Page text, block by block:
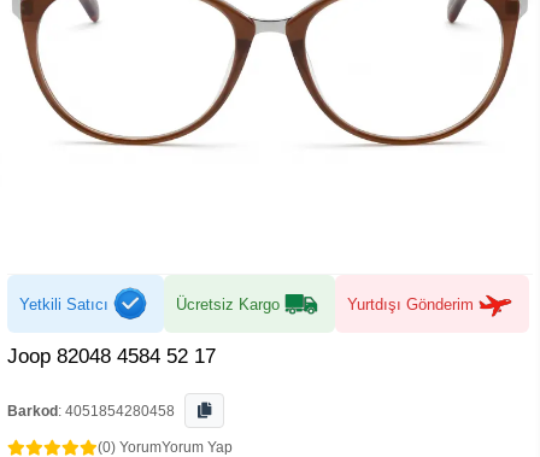
Yetkili Satıcı Ücretsiz Kargo Yurtdışı Gönderim
Joop 82048 4584 52 17
Barkod : 4051854280458
(0) YorumYorum Yap